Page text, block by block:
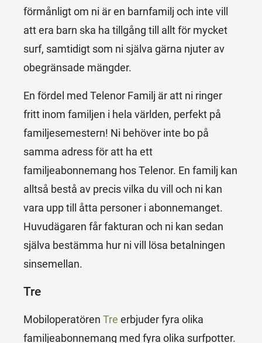
förmånligt om ni är en barnfamilj och inte vill
att era barn ska ha tillgång till allt för mycket
surf, samtidigt som ni själva gärna njuter av
obegränsade mängder.
En fördel med Telenor Familj är att ni ringer
fritt inom familjen i hela världen, perfekt på
familjesemestern! Ni behöver inte bo på
samma adress för att ha ett
familjeabonnemang hos Telenor. En familj kan
alltså bestå av precis vilka du vill och ni kan
vara upp till åtta personer i abonnemanget.
Huvudägaren får fakturan och ni kan sedan
själva bestämma hur ni vill lösa betalningen
sinsemellan.
Tre
Mobiloperatören Tre erbjuder fyra olika
familjeabonnemang med fyra olika surfpotter.